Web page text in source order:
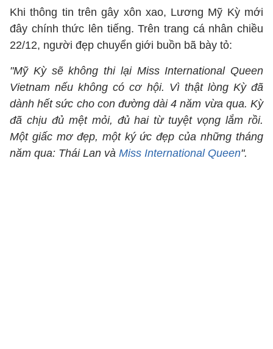
Khi thông tin trên gây xôn xao, Lương Mỹ Kỳ mới
đây chính thức lên tiếng. Trên trang cá nhân chiều
22/12, người đẹp chuyển giới buồn bã bày tỏ:
"Mỹ Kỳ sẽ không thi lại Miss International Queen
Vietnam nếu không có cơ hội. Vì thật lòng Kỳ đã
dành hết sức cho con đường dài 4 năm vừa qua. Kỳ
đã chịu đủ mệt mỏi, đủ hai từ tuyệt vọng lắm rồi.
Một giấc mơ đẹp, một ký ức đẹp của những tháng
năm qua: Thái Lan và Miss International Queen".